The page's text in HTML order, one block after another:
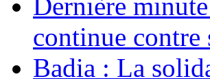
continue
Badia : La